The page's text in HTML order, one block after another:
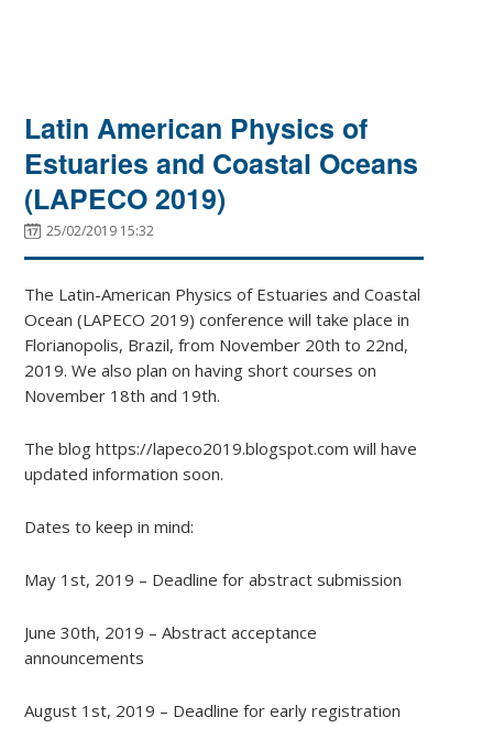
Latin American Physics of
Estuaries and Coastal Oceans
(LAPECO 2019)
25/02/2019 15:32
The Latin-American Physics of Estuaries and Coastal
Ocean (LAPECO 2019) conference will take place in
Florianopolis, Brazil, from November 20th to 22nd,
2019. We also plan on having short courses on
November 18th and 19th.
The blog https://lapeco2019.blogspot.com will have
updated information soon.
Dates to keep in mind:
May 1st, 2019 – Deadline for abstract submission
June 30th, 2019 – Abstract acceptance
announcements
August 1st, 2019 – Deadline for early registration